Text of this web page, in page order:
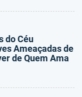
do Céu
Ameaçadas de
de Quem Ama